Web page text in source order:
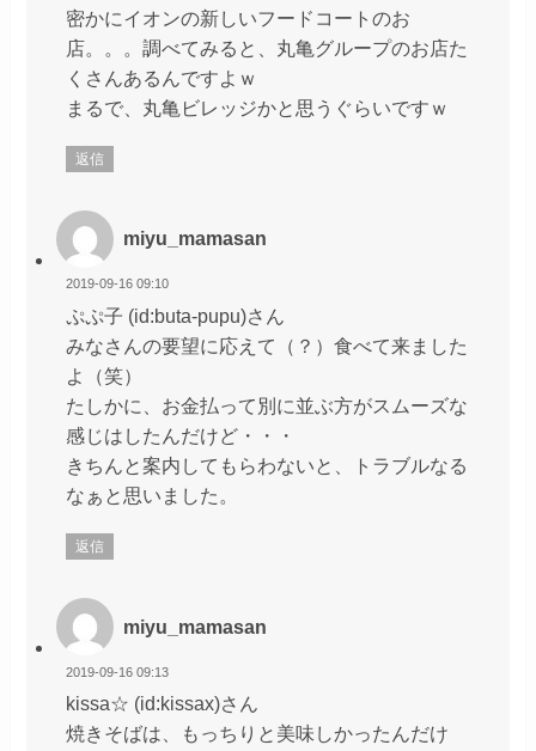
密かにイオンの新しいフードコートのお
店。。。調べてみると、丸亀グループのお店た
くさんあるんですよｗ
まるで、丸亀ビレッジかと思うぐらいですｗ
返信
miyu_mamasan
2019-09-16 09:10
ぷぷ子 (id:buta-pupu)さん
みなさんの要望に応えて（？）食べて来ました
よ（笑）
たしかに、お金払って別に並ぶ方がスムーズな
感じはしたんだけど・・・
きちんと案内してもらわないと、トラブルなる
なぁと思いました。
返信
miyu_mamasan
2019-09-16 09:13
kissa☆ (id:kissax)さん
焼きそばは、もっちりと美味しかったんだけ